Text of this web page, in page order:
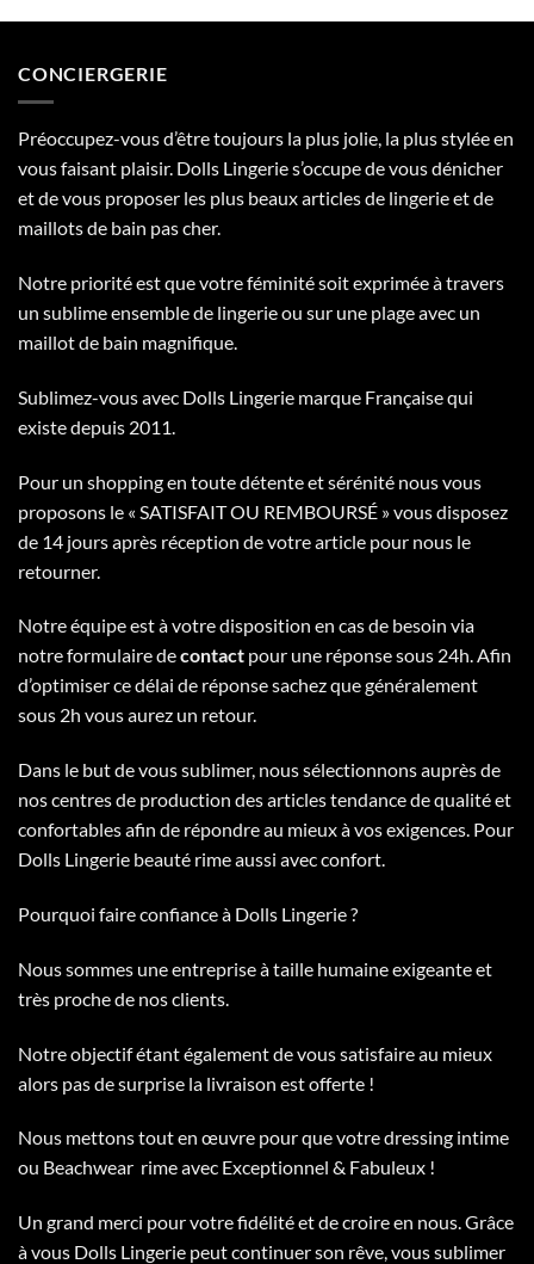
34,99€
CONCIERGERIE
Préoccupez-vous d’être toujours la plus jolie, la plus stylée en
vous faisant plaisir. Dolls Lingerie s’occupe de vous dénicher
et de vous proposer les plus beaux articles de lingerie et de
maillots de bain pas cher.
Notre priorité est que votre féminité soit exprimée à travers
un sublime ensemble de lingerie ou sur une plage avec un
maillot de bain magnifique.
Sublimez-vous avec Dolls Lingerie marque Française qui
existe depuis 2011.
Pour un shopping en toute détente et sérénité nous vous
proposons le « SATISFAIT OU REMBOURSÉ » vous disposez
de 14 jours après réception de votre article pour nous le
retourner.
Notre équipe est à votre disposition en cas de besoin via
notre formulaire decontact pour une réponse sous 24h. Afin
d’optimiser ce délai de réponse sachez que généralement
sous 2h vous aurez un retour.
Dans le but de vous sublimer, nous sélectionnons auprès de
nos centres de production des articles tendance de qualité et
confortables afin de répondre au mieux à vos exigences. Pour
Dolls Lingerie beauté rime aussi avec confort.
Pourquoi faire confiance à Dolls Lingerie ?
Nous sommes une entreprise à taille humaine exigeante et
très proche de nos clients.
Notre objectif étant également de vous satisfaire au mieux
alors pas de surprise la livraison est offerte !
Nous mettons tout en œuvre pour que votre dressing intime
ou Beachwear rime avec Exceptionnel & Fabuleux !
Un grand merci pour votre fidélité et de croire en nous. Grâce
à vous Dolls Lingerie peut continuer son rêve, vous sublimer